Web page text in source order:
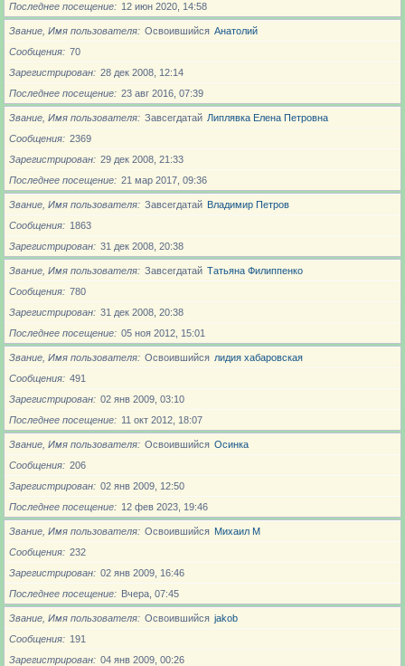
Последнее посещение
12 июн 2020, 14:58
Звание, Имя пользователя Освоившийся Анатолий
Сообщения
70
Зарегистрирован
28 дек 2008, 12:14
Последнее посещение
23 авг 2016, 07:39
Звание, Имя пользователя Завсегдатай Липлявка Елена Петровна
Сообщения
2369
Зарегистрирован
29 дек 2008, 21:33
Последнее посещение
21 мар 2017, 09:36
Звание, Имя пользователя Завсегдатай Владимир Петров
Сообщения
1863
Зарегистрирован
31 дек 2008, 20:38
Звание, Имя пользователя Завсегдатай Татьяна Филиппенко
Сообщения
780
Зарегистрирован
31 дек 2008, 20:38
Последнее посещение
05 ноя 2012, 15:01
Звание, Имя пользователя Освоившийся лидия хабаровская
Сообщения
491
Зарегистрирован
02 янв 2009, 03:10
Последнее посещение
11 окт 2012, 18:07
Звание, Имя пользователя Освоившийся Осинка
Сообщения
206
Зарегистрирован
02 янв 2009, 12:50
Последнее посещение
12 фев 2023, 19:46
Звание, Имя пользователя Освоившийся Михаил М
Сообщения
232
Зарегистрирован
02 янв 2009, 16:46
Последнее посещение
Вчера, 07:45
Звание, Имя пользователя Освоившийся jakob
Сообщения
191
Зарегистрирован
04 янв 2009, 00:26